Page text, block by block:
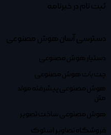
ثبت نام در خبرنامه
دسترسی آسان هوش مصنوعی
دستیار هوش مصنوعی
چت بات هوش مصنوعی
هوش مصنوعی پیشرفته مولد
متن
هوش مصنوعی ساخت تصویر
فروشگاه تصاویر استوک